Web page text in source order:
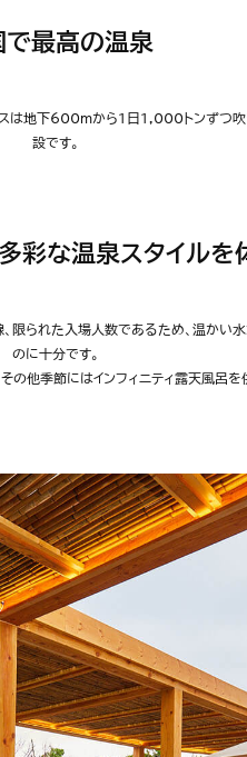
で最高の温泉
地下600mから1日1,000トンずつ吹
設です。
彩な温泉スタイルを
限られた入場人数であるため、温か
のに十分です。
の他季節にはインフィニティ露天風呂を